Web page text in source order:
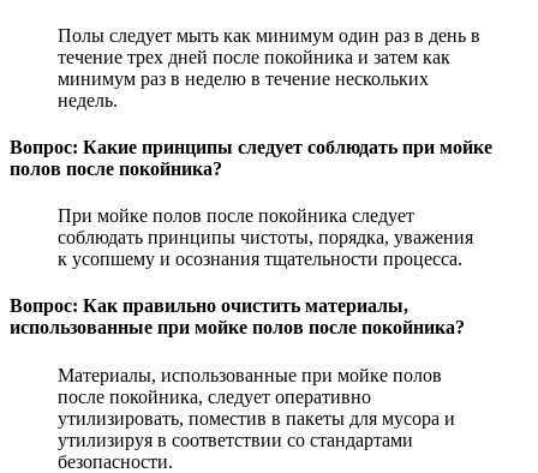
Полы следует мыть как минимум один раз в день в
течение трех дней после покойника и затем как
минимум раз в неделю в течение нескольких
недель.
Вопрос: Какие принципы следует соблюдать при мойке
полов после покойника?
При мойке полов после покойника следует
соблюдать принципы чистоты, порядка, уважения
к усопшему и осознания тщательности процесса.
Вопрос: Как правильно очистить материалы,
использованные при мойке полов после покойника?
Материалы, использованные при мойке полов
после покойника, следует оперативно
утилизировать, поместив в пакеты для мусора и
утилизируя в соответствии со стандартами
безопасности.